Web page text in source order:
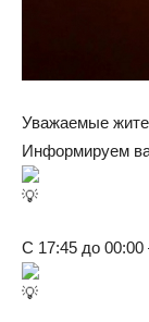
Уважаемые
Информируем
С 17:45 до